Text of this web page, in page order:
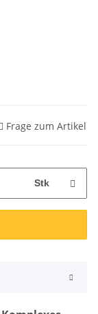
Frage zum Artikel
Stk